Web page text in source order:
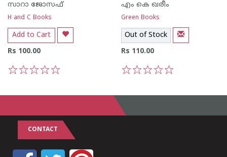
സാറാ ജോസഫ്
H and C Books
Add to Cart
Rs 100.00
എം കെ ഖരീം
Green Books
Out of Stock
Rs 110.00
CONTACT